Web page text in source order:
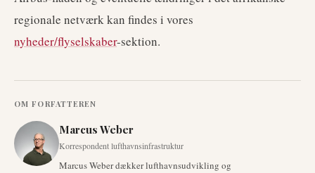
regionale netværk kan findes i vores
nyheder/flyselskaber-sektion.
OM FORFATTEREN
Marcus Weber
Korrespondent lufthavnsinfrastruktur
Marcus Weber dækker lufthavnsudvikling og